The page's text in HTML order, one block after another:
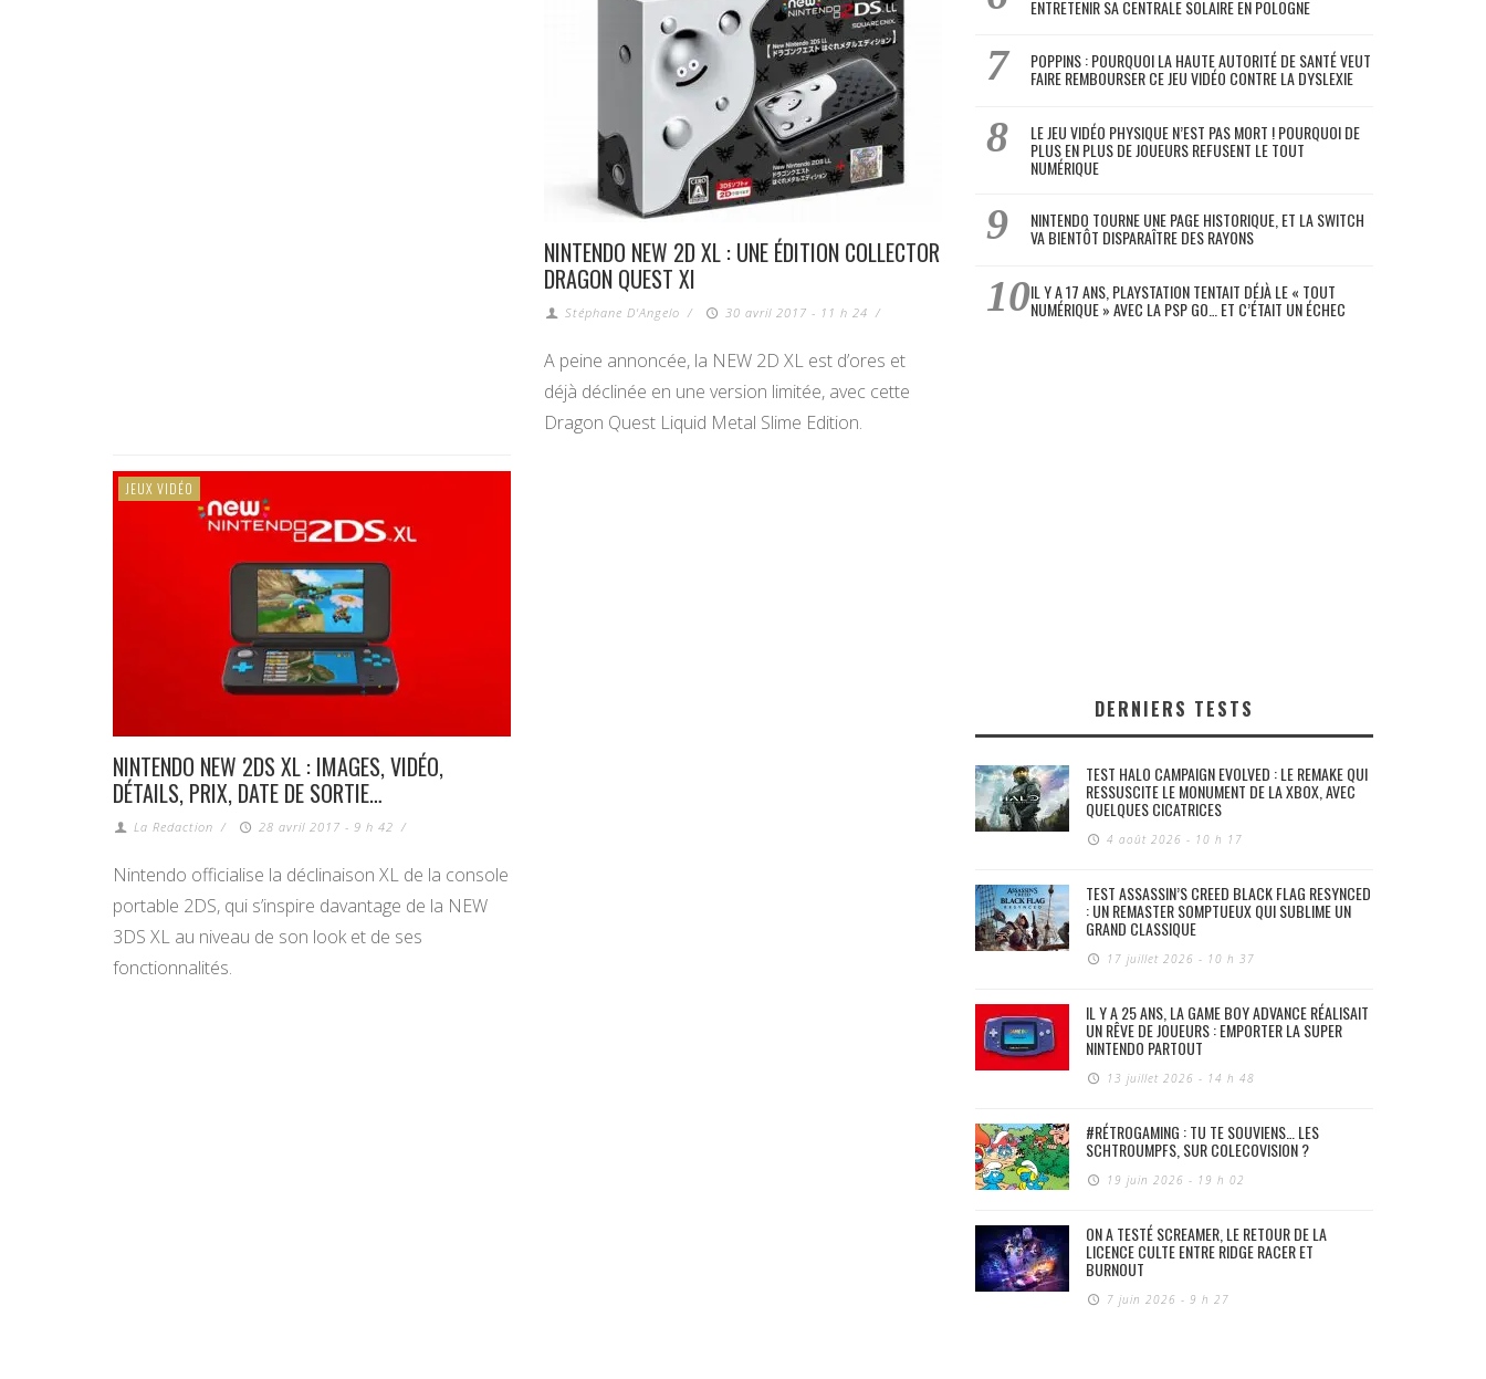
NINTENDO NEW 2D XL : UNE ÉDITION COLLECTOR
DRAGON QUEST XI
Stéphane D'Angelo / 30 avril 2017 - 11 h 24 /
A peine annoncée, la NEW 2D XL est d’ores et
déjà déclinée en une version limitée, avec cette
Dragon Quest Liquid Metal Slime Edition.
JEUX VIDÉO
NINTENDO NEW 2DS XL : IMAGES, VIDÉO,
DÉTAILS, PRIX, DATE DE SORTIE…
La Redaction / 28 avril 2017 - 9 h 42 /
Nintendo officialise la déclinaison XL de la console
portable 2DS, qui s’inspire davantage de la NEW
3DS XL au niveau de son look et de ses
fonctionnalités.
ENTRETENIR SA CENTRALE SOLAIRE EN POLOGNE
POPPINS : POURQUOI LA HAUTE AUTORITÉ DE SANTÉ VEUT
FAIRE REMBOURSER CE JEU VIDÉO CONTRE LA DYSLEXIE
LE JEU VIDÉO PHYSIQUE N’EST PAS MORT ! POURQUOI DE
PLUS EN PLUS DE JOUEURS REFUSENT LE TOUT
NUMÉRIQUE
NINTENDO TOURNE UNE PAGE HISTORIQUE, ET LA SWITCH
VA BIENTÔT DISPARAÎTRE DES RAYONS
IL Y A 17 ANS, PLAYSTATION TENTAIT DÉJÀ LE « TOUT
NUMÉRIQUE » AVEC LA PSP GO… ET C’ÉTAIT UN ÉCHEC
DERNIERS TESTS
TEST HALO CAMPAIGN EVOLVED : LE REMAKE QUI
RESSUSCITE LE MONUMENT DE LA XBOX, AVEC
QUELQUES CICATRICES
4 août 2026 - 10 h 17
TEST ASSASSIN’S CREED BLACK FLAG RESYNCED
: UN REMASTER SOMPTUEUX QUI SUBLIME UN
GRAND CLASSIQUE
17 juillet 2026 - 10 h 37
IL Y A 25 ANS, LA GAME BOY ADVANCE RÉALISAIT
UN RÊVE DE JOUEURS : EMPORTER LA SUPER
NINTENDO PARTOUT
13 juillet 2026 - 14 h 48
#RÉTROGAMING : TU TE SOUVIENS… LES
SCHTROUMPFS, SUR COLECOVISION ?
19 juin 2026 - 19 h 02
ON A TESTÉ SCREAMER, LE RETOUR DE LA
LICENCE CULTE ENTRE RIDGE RACER ET
BURNOUT
7 juin 2026 - 9 h 27